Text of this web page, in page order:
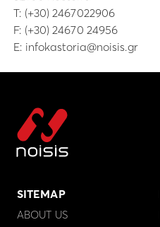
Τ: (+30) 2467022906
F: (+30) 24670 24956
E: infokastoria@noisis.gr
SITEMAP
ABOUT US